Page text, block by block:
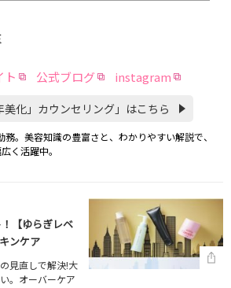
ト 公式ブログ instagram
化」カウンセリング」はこちら
。美容知識の豊富さと、わかりやすい解説で、
く活躍中。
【ゆらぎレベ
ンケア
見直しで解決!大
。オーバーケア